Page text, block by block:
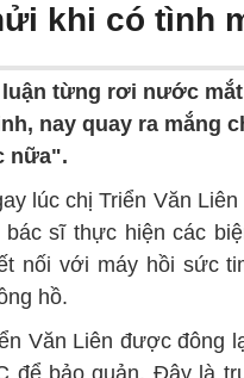
khi có tình
từng rơi nước
nay quay ra mắng
nữa".
lúc chị Triển Văn
sĩ thực hiện các
nối với máy hồi sức
hồ.
Văn Liên được đông
để bảo quản. Đây là